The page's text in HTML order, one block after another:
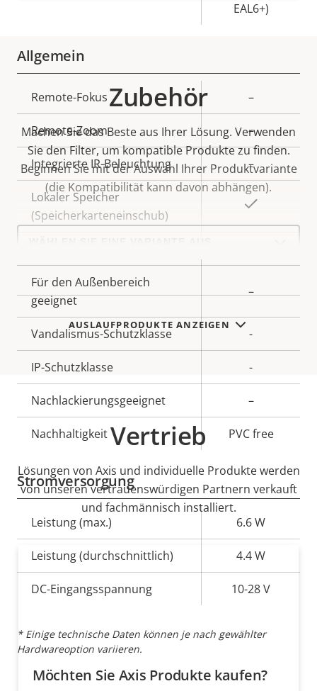
EAL6+)
Allgemein
Eigentumsbeschreibung Eigentumswert
Remote-Fokus –
Remote-Zoom –
Integrierte IR-Beleuchtung –
Lokaler Speicher
(Speicherkarteneinschub)
Für den Außenbereich
geeignet
–
Vandalismus-Schutzklasse -
IP-Schutzklasse -
Nachlackierungsgeeignet –
Nachhaltigkeit PVC free
Stromversorgung
Eigentumsbeschreibung Eigentumswert
Leistung (max.) 6.6 W
Leistung (durchschnittlich) 4.4 W
DC-Eingangsspannung 10-28 V
* Einige technische Daten können je nach gewählter
Hardwareoption variieren.
Zubehör
Machen Sie das Beste aus Ihrer Lösung. Verwenden
Sie den Filter, um kompatible Produkte zu finden.
Beginnen Sie mit der Auswahl Ihrer Produktvariante
(die Kompatibilität kann davon abhängen).
Select
variant:
AUSLAUFPRODUKTE ANZEIGEN
Vertrieb
Lösungen von Axis und individuelle Produkte werden
von unseren vertrauenswürdigen Partnern verkauft
und fachmännisch installiert.
Möchten Sie Axis Produkte kaufen?